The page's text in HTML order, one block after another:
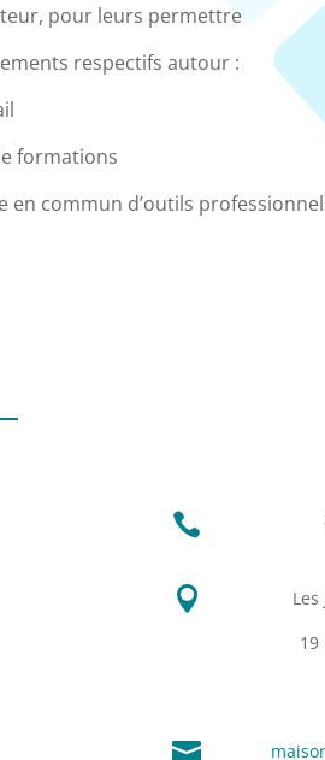
pour leurs permettre
respectifs autour :
formations
en commun d’outils


